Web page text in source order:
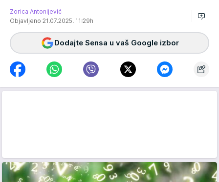
Zorica Antonijević
Objavljeno 21.07.2025. 11:29h
Dodajte Sensa u vaš Google izbor